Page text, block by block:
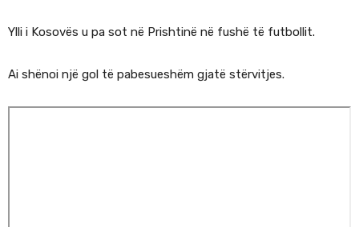
Ylli i Kosovës u pa sot në Prishtinë në fushë të futbollit.
Ai shënoi një gol të pabesueshëm gjatë stërvitjes.